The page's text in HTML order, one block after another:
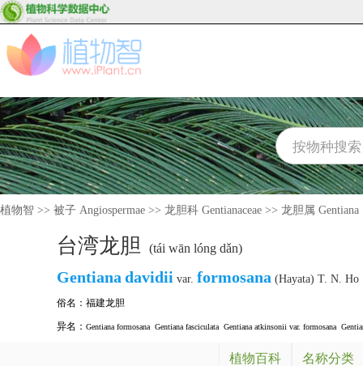
植物智 >> 被子 Angiospermae >> 龙胆科 Gentianaceae >> 龙胆属 Gentiana
台湾龙胆 (tái wān lóng dǎn)
Gentiana davidii var. formosana (Hayata) T. N. Ho
俗名： 福建龙胆
异名： Gentiana formosana Gentiana fasciculata Gentiana atkinsonii var. formosana
植物百科 名称分类